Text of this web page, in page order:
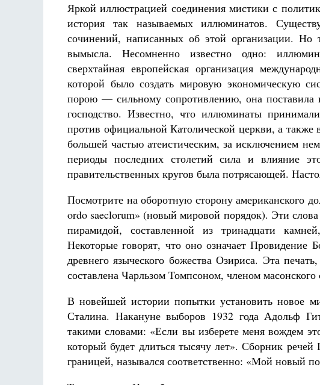
Яркой иллюстрацией соединения мистики с
история так называемых иллюминатов.
сочинений, написанных об этой организации. Но
вымысла. Несомненно известно одно:
сверхтайная европейская организация
которой было создать мировую экономическую
порою — сильному сопротивлению, она
господство. Известно, что иллюминаты
против официальной Католической церкви, а
большей частью атеистическим, за исключением
периоды последних столетий сила и влияние
правительственных кругов была потрясающей.
Посмотрите на оборотную сторону американского
ordo saeclorum» (новый мировой порядок). Эти
пирамидой, составленной из тринадцати
Некоторые говорят, что оно означает Провидение
древнего языческого божества Озириса. Эта
составлена Чарльзом Томпсоном, членом масонского
В новейшей истории попытки установить новое
Сталина. Накануне выборов 1932 года Адольф
такими словами: «Если вы изберете меня вождем
который будет длиться тысячу лет». Сборник
границей, назывался соответственно: «Мой новый